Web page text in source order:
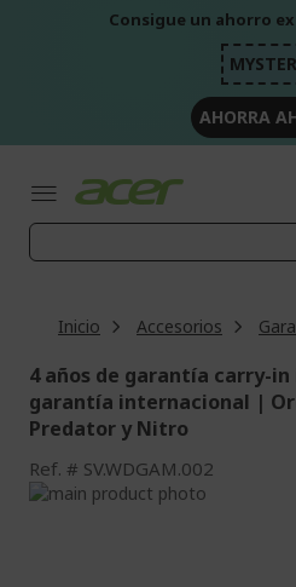
Consigue un ahorro
AHORRA
Inicio Accesorios
4 años de garantía carry-
garantía internacional |
Predator y Nitro
Ref. SV.WDGAM.002
Saltar